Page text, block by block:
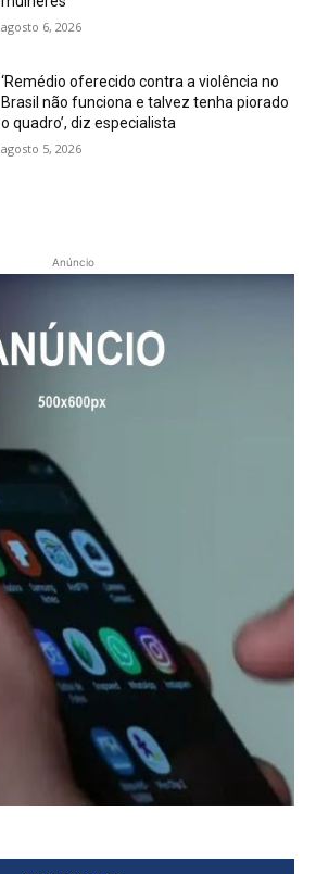
agosto 6, 2026
‘Remédio oferecido contra a violência no
Brasil não funciona e talvez tenha piorado
o quadro’, diz especialista
agosto 5, 2026
Anúncio